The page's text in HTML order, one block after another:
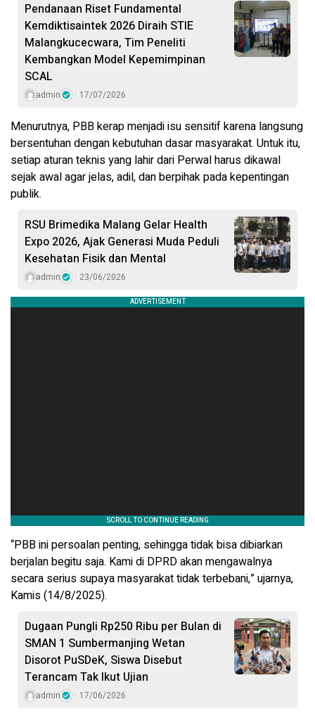
Pendanaan Riset Fundamental
Kemdiktisaintek 2026 Diraih STIE
Malangkucecwara, Tim Peneliti
Kembangkan Model Kepemimpinan
SCAL
admin 17/07/2026
Menurutnya, PBB kerap menjadi isu sensitif karena langsung
bersentuhan dengan kebutuhan dasar masyarakat. Untuk itu,
setiap aturan teknis yang lahir dari Perwal harus dikawal
sejak awal agar jelas, adil, dan berpihak pada kepentingan
publik.
RSU Brimedika Malang Gelar Health
Expo 2026, Ajak Generasi Muda Peduli
Kesehatan Fisik dan Mental
admin 23/06/2026
“PBB ini persoalan penting, sehingga tidak bisa dibiarkan
berjalan begitu saja. Kami di DPRD akan mengawalnya
secara serius supaya masyarakat tidak terbebani,” ujarnya,
Kamis (14/8/2025).
Dugaan Pungli Rp250 Ribu per Bulan di
SMAN 1 Sumbermanjing Wetan
Disorot PuSDeK, Siswa Disebut
Terancam Tak Ikut Ujian
admin 17/06/2026